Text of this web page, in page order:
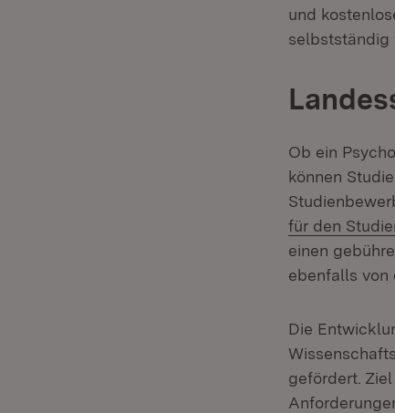
und
selbstständig
Ob ein
können
für den
einen
ebenfalls von
Die
gefördert.